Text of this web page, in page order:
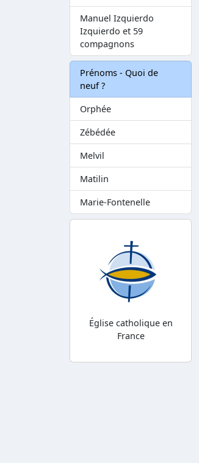
Manuel Izquierdo
Izquierdo et 59
compagnons
Prénoms - Quoi de
neuf ?
Orphée
Zébédée
Melvil
Matilin
Marie-Fontenelle
Église catholique en
France